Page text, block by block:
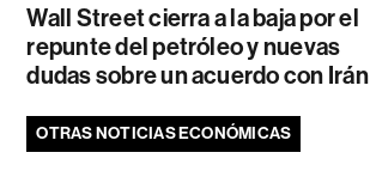
Wall Street cierra a la baja por el
repunte del petróleo y nuevas
dudas sobre un acuerdo con Irán
OTRAS NOTICIAS ECONÓMICAS